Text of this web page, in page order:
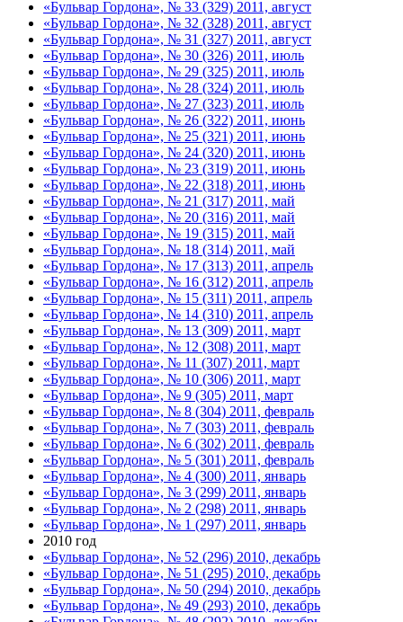
«Бульвар Гордона», № 33 (329) 2011, август
«Бульвар Гордона», № 32 (328) 2011, август
«Бульвар Гордона», № 31 (327) 2011, август
«Бульвар Гордона», № 30 (326) 2011, июль
«Бульвар Гордона», № 29 (325) 2011, июль
«Бульвар Гордона», № 28 (324) 2011, июль
«Бульвар Гордона», № 27 (323) 2011, июль
«Бульвар Гордона», № 26 (322) 2011, июнь
«Бульвар Гордона», № 25 (321) 2011, июнь
«Бульвар Гордона», № 24 (320) 2011, июнь
«Бульвар Гордона», № 23 (319) 2011, июнь
«Бульвар Гордона», № 22 (318) 2011, июнь
«Бульвар Гордона», № 21 (317) 2011, май
«Бульвар Гордона», № 20 (316) 2011, май
«Бульвар Гордона», № 19 (315) 2011, май
«Бульвар Гордона», № 18 (314) 2011, май
«Бульвар Гордона», № 17 (313) 2011, апрель
«Бульвар Гордона», № 16 (312) 2011, апрель
«Бульвар Гордона», № 15 (311) 2011, апрель
«Бульвар Гордона», № 14 (310) 2011, апрель
«Бульвар Гордона», № 13 (309) 2011, март
«Бульвар Гордона», № 12 (308) 2011, март
«Бульвар Гордона», № 11 (307) 2011, март
«Бульвар Гордона», № 10 (306) 2011, март
«Бульвар Гордона», № 9 (305) 2011, март
«Бульвар Гордона», № 8 (304) 2011, февраль
«Бульвар Гордона», № 7 (303) 2011, февраль
«Бульвар Гордона», № 6 (302) 2011, февраль
«Бульвар Гордона», № 5 (301) 2011, февраль
«Бульвар Гордона», № 4 (300) 2011, январь
«Бульвар Гордона», № 3 (299) 2011, январь
«Бульвар Гордона», № 2 (298) 2011, январь
«Бульвар Гордона», № 1 (297) 2011, январь
2010 год
«Бульвар Гордона», № 52 (296) 2010, декабрь
«Бульвар Гордона», № 51 (295) 2010, декабрь
«Бульвар Гордона», № 50 (294) 2010, декабрь
«Бульвар Гордона», № 49 (293) 2010, декабрь